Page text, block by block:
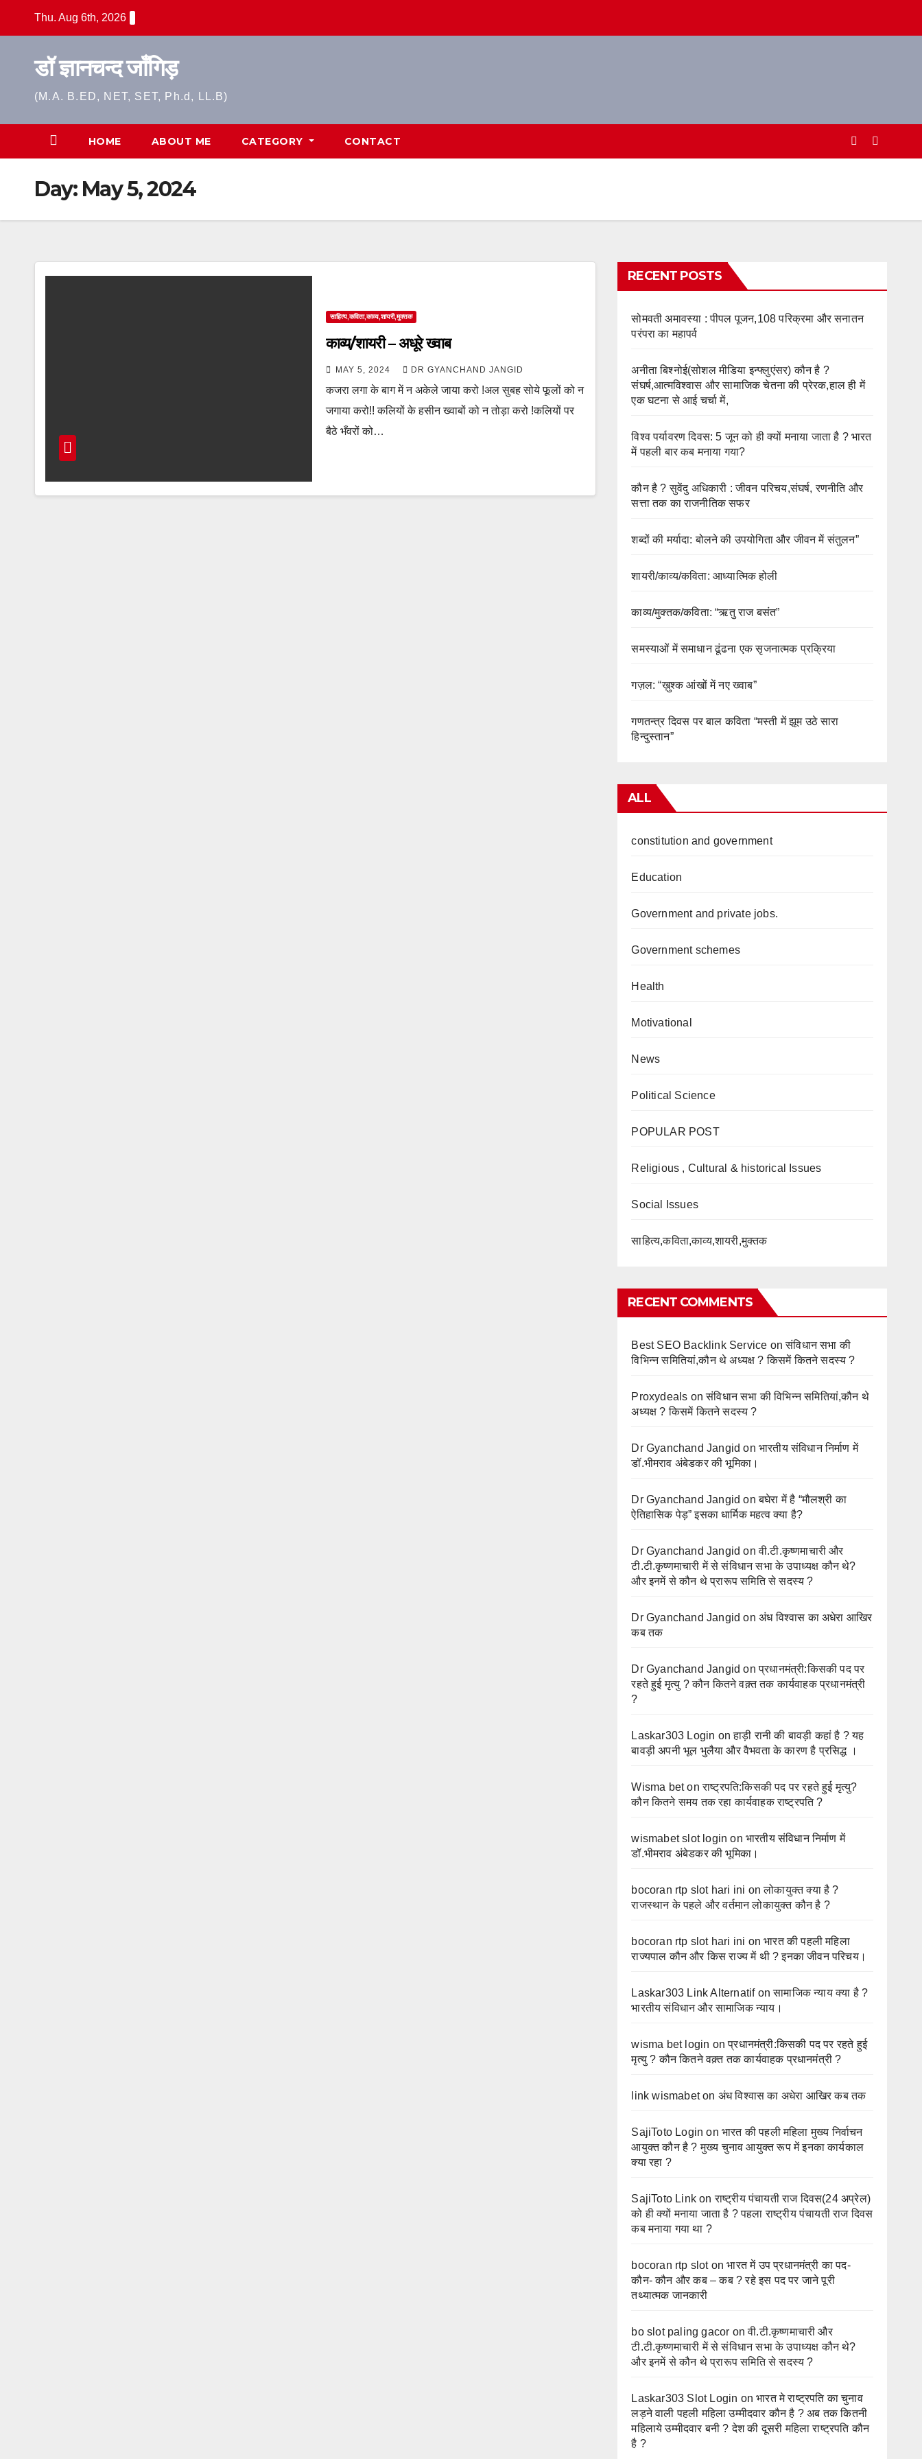
Thu. Aug 6th, 2026
डॉ ज्ञानचन्द जाँगिड़
(M.A. B.ED, NET, SET, Ph.d, LL.B)
HOME ABOUT ME CATEGORY CONTACT
Day: May 5, 2024
साहित्य,कविता,काव्य,शायरी,मुक्तक
काव्य/शायरी – अधूरे ख्वाब
MAY 5, 2024 DR GYANCHAND JANGID
कजरा लगा के बाग में न अकेले जाया करो !अल सुबह सोये फूलों को न
जगाया करो!! कलियों के हसीन ख्वाबों को न तोड़ा करो !कलियों पर
बैठे भँवरों को…
RECENT POSTS
सोमवती अमावस्या : पीपल पूजन,108 परिक्रमा और सनातन
परंपरा का महापर्व
अनीता बिश्नोई(सोशल मीडिया इन्फ्लुएंसर) कौन है ?
संघर्ष,आत्मविश्वास और सामाजिक चेतना की प्रेरक,हाल ही में
एक घटना से आई चर्चा में,
विश्व पर्यावरण दिवस: 5 जून को ही क्यों मनाया जाता है ? भारत
में पहली बार कब मनाया गया?
कौन है ? सुवेंदु अधिकारी : जीवन परिचय,संघर्ष, रणनीति और
सत्ता तक का राजनीतिक सफर
शब्दों की मर्यादा: बोलने की उपयोगिता और जीवन में संतुलन”
शायरी/काव्य/कविता: आध्यात्मिक होली
काव्य/मुक्तक/कविता: “ऋतु राज बसंत”
समस्याओं में समाधान ढूंढना एक सृजनात्मक प्रक्रिया
गज़ल: “ख़ुश्क आंखों में नए ख्वाब”
गणतन्त्र दिवस पर बाल कविता “मस्ती में झूम उठे सारा
हिन्दुस्तान”
ALL
constitution and government
Education
Government and private jobs.
Government schemes
Health
Motivational
News
Political Science
POPULAR POST
Religious , Cultural & historical Issues
Social Issues
साहित्य,कविता,काव्य,शायरी,मुक्तक
RECENT COMMENTS
Best SEO Backlink Service onसंविधान सभा की
विभिन्न समितियां,कौन थे अध्यक्ष ? किसमें कितने सदस्य ?
Proxydeals onसंविधान सभा की विभिन्न समितियां,कौन थे
अध्यक्ष ? किसमें कितने सदस्य ?
Dr Gyanchand Jangid on भारतीय संविधान निर्माण में
डॉ.भीमराव अंबेडकर की भूमिका।
Dr Gyanchand Jangid onबघेरा में है “मौलश्री का
ऐतिहासिक पेड़” इसका धार्मिक महत्व क्या है?
Dr Gyanchand Jangid onवी.टी.कृष्णमाचारी और
टी.टी.कृष्णमाचारी में से संविधान सभा के उपाध्यक्ष कौन थे?
और इनमें से कौन थे प्रारूप समिति से सदस्य ?
Dr Gyanchand Jangid on अंध विश्वास का अधेरा आखिर
कब तक
Dr Gyanchand Jangid onप्रधानमंत्री:किसकी पद पर
रहते हुई मृत्यु ? कौन कितने वक़्त तक कार्यवाहक प्रधानमंत्री
?
Laskar303 Login onहाड़ी रानी की बावड़ी कहां है ? यह
बावड़ी अपनी भूल भुलैया और वैभवता के कारण है प्रसिद्ध ।
Wisma betonराष्ट्रपति:किसकी पद पर रहते हुई मृत्यु?
कौन कितने समय तक रहा कार्यवाहक राष्ट्रपति ?
wismabet slot login on भारतीय संविधान निर्माण में
डॉ.भीमराव अंबेडकर की भूमिका।
bocoran rtp slot hari ini onलोकायुक्त क्या है ?
राजस्थान के पहले और वर्तमान लोकायुक्त कौन है ?
bocoran rtp slot hari ini onभारत की पहली महिला
राज्यपाल कौन और किस राज्य में थी ? इनका जीवन परिचय।
Laskar303 Link Alternatifonसामाजिक न्याय क्या है ?
भारतीय संविधान और सामाजिक न्याय।
wisma bet login onप्रधानमंत्री:किसकी पद पर रहते हुई
मृत्यु ? कौन कितने वक़्त तक कार्यवाहक प्रधानमंत्री ?
link wismabeton अंध विश्वास का अधेरा आखिर कब तक
SajiToto Login on भारत की पहली महिला मुख्य निर्वाचन
आयुक्त कौन है ? मुख्य चुनाव आयुक्त रूप में इनका कार्यकाल
क्या रहा ?
SajiToto Linkonराष्ट्रीय पंचायती राज दिवस(24 अप्रेल)
को ही क्यों मनाया जाता है ? पहला राष्ट्रीय पंचायती राज दिवस
कब मनाया गया था ?
bocoran rtp slotonभारत में उप प्रधानमंत्री का पद-
कौन- कौन और कब – कब ? रहे इस पद पर जाने पूरी
तथ्यात्मक जानकारी
bo slot paling gacor onवी.टी.कृष्णमाचारी और
टी.टी.कृष्णमाचारी में से संविधान सभा के उपाध्यक्ष कौन थे?
और इनमें से कौन थे प्रारूप समिति से सदस्य ?
Laskar303 Slot Login onभारत मे राष्ट्रपति का चुनाव
लड़ने वाली पहली महिला उम्मीदवार कौन है ? अब तक कितनी
महिलाये उम्मीदवार बनी ? देश की दूसरी महिला राष्ट्रपति कौन
है ?